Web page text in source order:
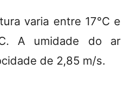
varia entre 17°C e
A umidade do ar
de 2,85 m/s.